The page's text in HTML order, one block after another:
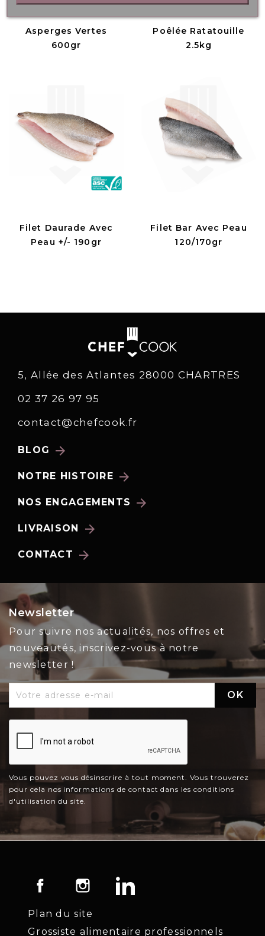
Asperges Vertes
600gr
Poêlée Ratatouille
2.5kg
Filet Daurade Avec
Peau +/- 190gr
Filet Bar Avec Peau
120/170gr
5, Allée des Atlantes 28000 CHARTRES
02 37 26 97 95
contact@chefcook.fr
BLOG arrow_forward
NOTRE HISTOIRE arrow_forward
NOS ENGAGEMENTS arrow_forward
LIVRAISON arrow_forward
CONTACT arrow_forward
Newsletter
Pour suivre nos actualités, nos offres et
nouveautés, inscrivez-vous à notre
newsletter !
Vous pouvez vous désinscrire à tout moment. Vous trouverez
pour cela nos informations de contact dans les conditions
d'utilisation du site.
Facebook Instagram
Plan du site
Grossiste alimentaire professionnels